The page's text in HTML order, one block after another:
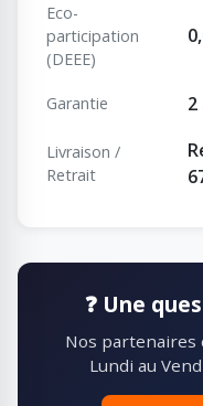
Eco-
participation
(DEEE)
Garantie
Livraison /
Retrait
❓ Une
Nos partenaires
Lundi au